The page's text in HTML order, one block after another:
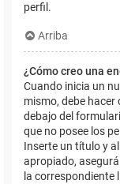
perfil.
Arriba
¿Cómo creo una
Cuando inicia un
mismo, debe hacer
debajo del
que no posee los
Inserte un título y
apropiado,
la correspondiente